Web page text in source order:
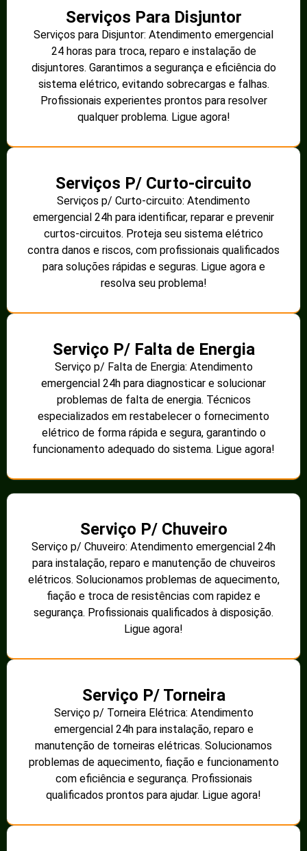
Serviços Para Disjuntor
Serviços para Disjuntor: Atendimento emergencial
24 horas para troca, reparo e instalação de
disjuntores. Garantimos a segurança e eficiência do
sistema elétrico, evitando sobrecargas e falhas.
Profissionais experientes prontos para resolver
qualquer problema. Ligue agora!
Serviços P/ Curto-circuito
Serviços p/ Curto-circuito: Atendimento
emergencial 24h para identificar, reparar e prevenir
curtos-circuitos. Proteja seu sistema elétrico
contra danos e riscos, com profissionais qualificados
para soluções rápidas e seguras. Ligue agora e
resolva seu problema!
Serviço P/ Falta de Energia
Serviço p/ Falta de Energia: Atendimento
emergencial 24h para diagnosticar e solucionar
problemas de falta de energia. Técnicos
especializados em restabelecer o fornecimento
elétrico de forma rápida e segura, garantindo o
funcionamento adequado do sistema. Ligue agora!
Serviço P/ Chuveiro
Serviço p/ Chuveiro: Atendimento emergencial 24h
para instalação, reparo e manutenção de chuveiros
elétricos. Solucionamos problemas de aquecimento,
fiação e troca de resistências com rapidez e
segurança. Profissionais qualificados à disposição.
Ligue agora!
Serviço P/ Torneira
Serviço p/ Torneira Elétrica: Atendimento
emergencial 24h para instalação, reparo e
manutenção de torneiras elétricas. Solucionamos
problemas de aquecimento, fiação e funcionamento
com eficiência e segurança. Profissionais
qualificados prontos para ajudar. Ligue agora!